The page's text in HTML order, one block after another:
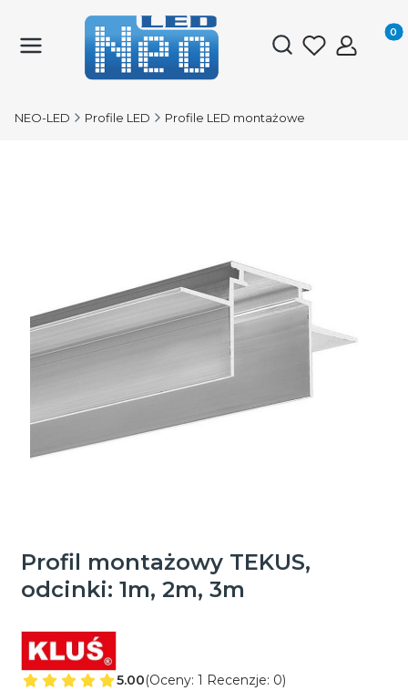
Otwórz
NEO-LED Profile LED Profile LED montażowe
Profil montażowy TEKUS,
odcinki: 1m, 2m, 3m
5.00(Oceny: 1 Recenzje: 0)